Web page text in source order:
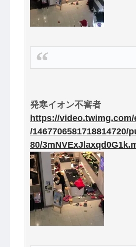
発寒イオン不審者
https://
/1467706581718814720/
80/